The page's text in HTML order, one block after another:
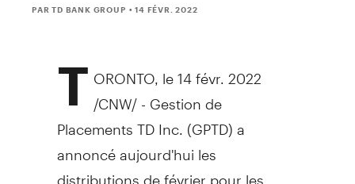
PAR TD BANK GROUP • 14 FÉVR. 2022
T ORONTO , le 14 févr. 2022
/CNW/ - Gestion de
Placements TD Inc. (GPTD) a
annoncé aujourd'hui les
distributions de février pour les